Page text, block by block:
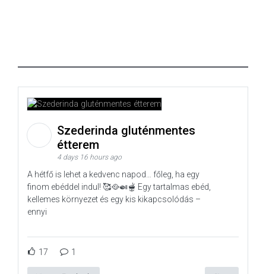
Szederinda gluténmentes
étterem
4 days 16 hours ago
A hétfő is lehet a kedvenc napod… főleg, ha egy
finom ebéddel indul! 🥰🥘🍛🫕 Egy tartalmas ebéd,
kellemes környezet és egy kis kikapcsolódás –
ennyi
17 1